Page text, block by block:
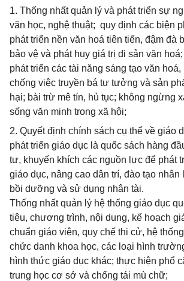
1. Thống nhất quản lý và phát triển sự
văn học, nghệ thuật; quy định các biện
phát triển nền văn hoá tiên tiến, đậm đà
bảo vệ và phát huy giá trị di sản văn
phát triển các tài năng sáng tạo văn hoá,
chống việc truyền bá tư tưởng và sản
hại; bài trừ mê tín, hủ tục; không ngừng
sống văn minh trong xã hội;
2. Quyết định chính sách cụ thể về giáo
phát triển giáo dục là quốc sách hàng
tư, khuyến khích các nguồn lực để phát
giáo dục, nâng cao dân trí, đào tạo nhân
bồi dưỡng và sử dụng nhân tài.
Thống nhất quản lý hệ thống giáo dục
tiêu, chương trình, nội dung, kế hoạch
chuẩn giáo viên, quy chế thi cử, hệ
chức danh khoa học, các loại hình
hình thức giáo dục khác; thực hiện phổ
trung học cơ sở và chống tái mù chữ;